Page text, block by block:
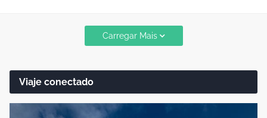
Carregar Mais
Viaje conectado